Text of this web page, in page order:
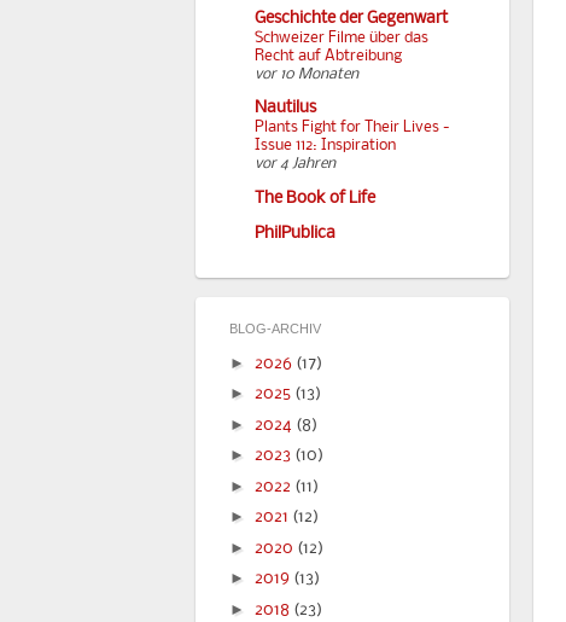
Geschichte der Gegenwart
Schweizer Filme über das
Recht auf Abtreibung
vor 10 Monaten
Nautilus
Plants Fight for Their Lives -
Issue 112: Inspiration
vor 4 Jahren
The Book of Life
PhilPublica
BLOG-ARCHIV
► 2026 (17)
► 2025 (13)
► 2024 (8)
► 2023 (10)
► 2022 (11)
► 2021 (12)
► 2020 (12)
► 2019 (13)
► 2018 (23)